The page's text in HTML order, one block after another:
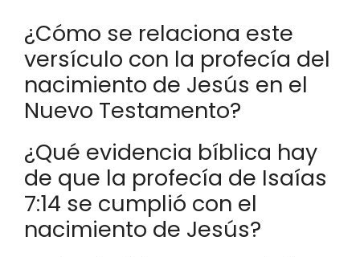
¿Cómo se relaciona este
versículo con la profecía del
nacimiento de Jesús en el
Nuevo Testamento?
¿Qué evidencia bíblica hay
de que la profecía de Isaías
7:14 se cumplió con el
nacimiento de Jesús?